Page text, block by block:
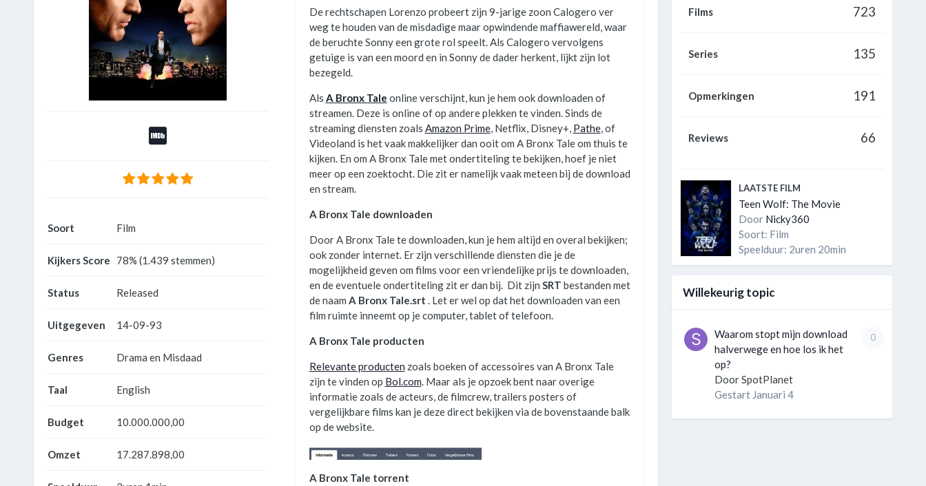
Soort Film
Kijkers Score 78% (1.439 stemmen)
Status Released
Uitgegeven 14-09-93
Genres Drama en Misdaad
Taal English
Budget 10.000.000,00
Omzet 17.287.898,00
De rechtschapen Lorenzo probeert zijn 9-jarige zoon Calogero ver
weg te houden van de misdadige maar opwindende maffiawereld, waar
de beruchte Sonny een grote rol speelt. Als Calogero vervolgens
getuige is van een moord en in Sonny de dader herkent, lijkt zijn lot
bezegeld.
Als A Bronx Tale online verschijnt, kun je hem ook downloaden of
streamen. Deze is online of op andere plekken te vinden. Sinds de
streaming diensten zoals Amazon Prime, Netflix, Disney+, Pathe, of
Videoland is het vaak makkelijker dan ooit om A Bronx Tale om thuis te
kijken. En om A Bronx Tale met ondertiteling te bekijken, hoef je niet
meer op een zoektocht. Die zit er namelijk vaak meteen bij de download
en stream.
A Bronx Tale downloaden
Door A Bronx Tale te downloaden, kun je hem altijd en overal bekijken;
ook zonder internet. Er zijn verschillende diensten die je de
mogelijkheid geven om films voor een vriendelijke prijs te downloaden,
en de eventuele ondertiteling zit er dan bij. Dit zijn SRT bestanden met
de naam A Bronx Tale.srt . Let er wel op dat het downloaden van een
film ruimte inneemt op je computer, tablet of telefoon.
A Bronx Tale producten
Relevante producten zoals boeken of accessoires van A Bronx Tale
zijn te vinden op Bol.com. Maar als je opzoek bent naar overige
informatie zoals de acteurs, de filmcrew, trailers posters of
vergelijkbare films kan je deze direct bekijken via de bovenstaande balk
op de website.
A Bronx Tale torrent
Films 723
Series 135
Opmerkingen 191
Reviews 66
LAATSTE FILM
Teen Wolf: The Movie
Door Nicky360
Soort: Film
Speelduur: 2uren 20min
Willekeurig topic
0
Waarom stopt mijn download
halverwege en hoe los ik het
op?
DoorSpotPlanet
Gestart Januari 4